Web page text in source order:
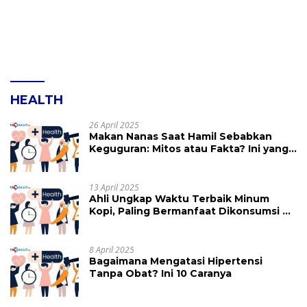
HEALTH
26 April 2025
Makan Nanas Saat Hamil Sebabkan
Keguguran: Mitos atau Fakta? Ini yang
13 April 2025
Ahli Ungkap Waktu Terbaik Minum
Kopi, Paling Bermanfaat Dikonsumsi di
8 April 2025
Bagaimana Mengatasi Hipertensi
Tanpa Obat? Ini 10 Caranya